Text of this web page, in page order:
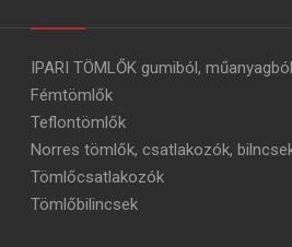
IPARI TÖMLŐK gumiból, műanyagból
Fémtömlők
Teflontömlők
Norres tömlők, csatlakozók,
Tömlőcsatlakozók
Tömlőbilincsek